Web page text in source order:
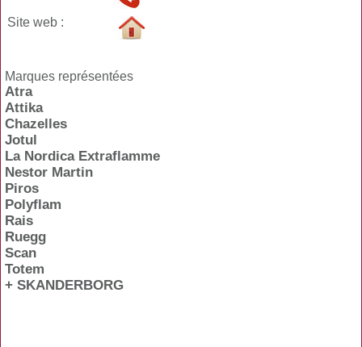
Site web :
Marques représentées
Atra
Attika
Chazelles
Jotul
La Nordica Extraflamme
Nestor Martin
Piros
Polyflam
Rais
Ruegg
Scan
Totem
+ SKANDERBORG